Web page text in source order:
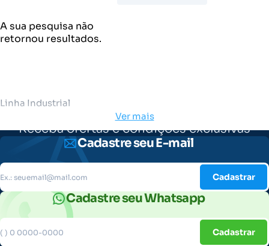
A sua pesquisa não
retornou resultados.
Linha Industrial
Ver mais
Receba ofertas e condições exclusivas
Cadastre seu E-mail
Cadastrar
Cadastre seu Whatsapp
Cadastrar